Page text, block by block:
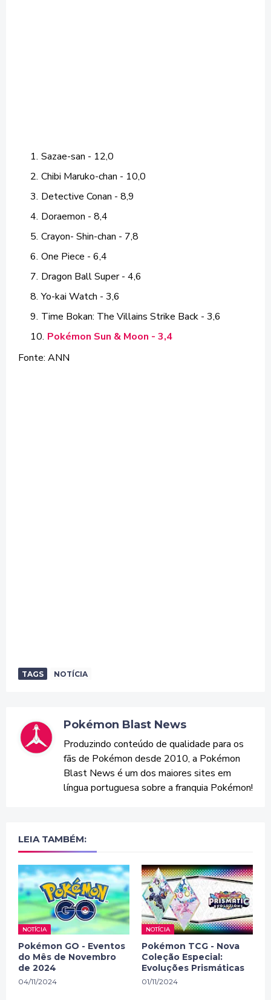
Sazae-san - 12,0
Chibi Maruko-chan - 10,0
Detective Conan - 8,9
Doraemon - 8,4
Crayon- Shin-chan - 7,8
One Piece - 6,4
Dragon Ball Super - 4,6
Yo-kai Watch - 3,6
Time Bokan: The Villains Strike Back - 3,6
Pokémon Sun & Moon - 3,4
Fonte: ANN
TAGS NOTÍCIA
Pokémon Blast News
Produzindo conteúdo de qualidade para os
fãs de Pokémon desde 2010, a Pokémon
Blast News é um dos maiores sites em
língua portuguesa sobre a franquia Pokémon!
LEIA TAMBÉM:
NOTÍCIA
Pokémon GO - Eventos
do Mês de Novembro
de 2024
04/11/2024
NOTÍCIA
Pokémon TCG - Nova
Coleção Especial:
Evoluções Prismáticas
01/11/2024